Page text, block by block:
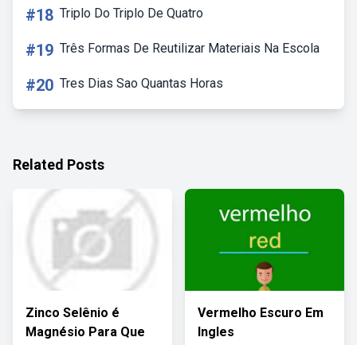
#18 Triplo Do Triplo De Quatro
#19 Três Formas De Reutilizar Materiais Na Escola
#20 Tres Dias Sao Quantas Horas
Related Posts
Zinco Selênio é
Magnésio Para Que
Vermelho Escuro Em
Ingles